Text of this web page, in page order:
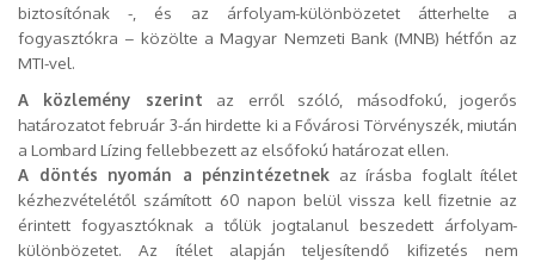
biztosítónak -, és az árfolyam-különbözetet átterhelte a
fogyasztókra – közölte a Magyar Nemzeti Bank (MNB) hétfőn az
MTI-vel.
A közlemény szerint az erről szóló, másodfokú, jogerős
határozatot február 3-án hirdette ki a Fővárosi Törvényszék, miután
a Lombard Lízing fellebbezett az elsőfokú határozat ellen.
A döntés nyomán a pénzintézetnek az írásba foglalt ítélet
kézhezvételétől számított 60 napon belül vissza kell fizetnie az
érintett fogyasztóknak a tőlük jogtalanul beszedett árfolyam-
különbözetet. Az ítélet alapján teljesítendő kifizetés nem